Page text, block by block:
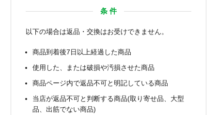
条 件
以下の場合は返品・交換はお受けできません。
商品到着後7日以上経過した商品
使用した、または破損や汚損させた商品
商品ページ内で返品不可と明記している商品
当店が返品不可と判断する商品(取り寄せ品、大型
品、出筋でない商品)